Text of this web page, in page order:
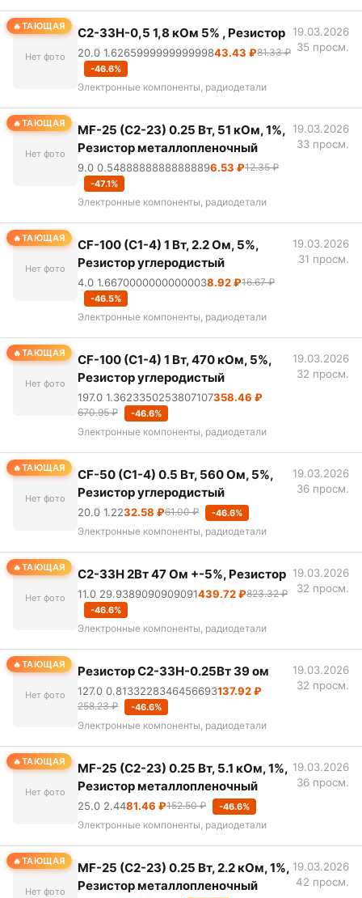
ТАЮЩАЯ
Нет фото
С2-33Н-0,5 1,8 кОм 5% , Резистор
20.0 1.626599999999999843.43 ₽81.33 ₽
-46.6%
Электронные компоненты, радиодетали
19.03.2026
35 просм.
ТАЮЩАЯ
Нет фото
MF-25 (С2-23) 0.25 Вт, 51 кОм, 1%,
Резистор металлопленочный
9.0 0.54888888888888896.53 ₽12.35 ₽
-47.1%
Электронные компоненты, радиодетали
19.03.2026
33 просм.
ТАЮЩАЯ
Нет фото
CF-100 (С1-4) 1 Вт, 2.2 Ом, 5%,
Резистор углеродистый
4.0 1.66700000000000038.92 ₽16.67 ₽
-46.5%
Электронные компоненты, радиодетали
19.03.2026
31 просм.
ТАЮЩАЯ
Нет фото
CF-100 (С1-4) 1 Вт, 470 кОм, 5%,
Резистор углеродистый
197.0 1.3623350253807107358.46 ₽
670.95 ₽ -46.6%
Электронные компоненты, радиодетали
19.03.2026
32 просм.
ТАЮЩАЯ
Нет фото
CF-50 (С1-4) 0.5 Вт, 560 Ом, 5%,
Резистор углеродистый
20.0 1.2232.58 ₽61.00 ₽ -46.6%
Электронные компоненты, радиодетали
19.03.2026
36 просм.
ТАЮЩАЯ
Нет фото
С2-33Н 2Вт 47 Ом +-5%, Резистор
11.0 29.9389090909091439.72 ₽823.32 ₽
-46.6%
Электронные компоненты, радиодетали
19.03.2026
32 просм.
ТАЮЩАЯ
Нет фото
Резистор С2-33Н-0.25Вт 39 ом
127.0 0.8133228346456693137.92 ₽
258.23 ₽ -46.6%
Электронные компоненты, радиодетали
19.03.2026
32 просм.
ТАЮЩАЯ
Нет фото
MF-25 (С2-23) 0.25 Вт, 5.1 кОм, 1%,
Резистор металлопленочный
25.0 2.4481.46 ₽152.50 ₽ -46.6%
Электронные компоненты, радиодетали
19.03.2026
36 просм.
ТАЮЩАЯ
Нет фото
MF-25 (С2-23) 0.25 Вт, 2.2 кОм, 1%,
Резистор металлопленочный
19.03.2026
42 просм.